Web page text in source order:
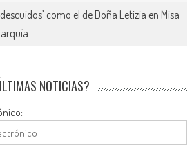
como el de Doña Letizia en Misa
NOTICIAS?